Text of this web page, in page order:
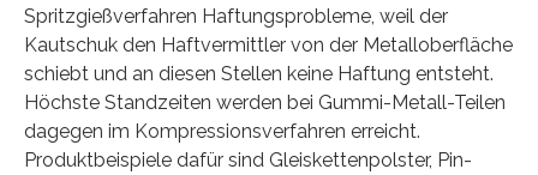
Spritzgießverfahren Haftungsprobleme, weil der
Kautschuk den Haftvermittler von der Metalloberfläche
schiebt und an diesen Stellen keine Haftung entsteht.
Höchste Standzeiten werden bei Gummi-Metall-Teilen
dagegen im Kompressionsverfahren erreicht.
Produktbeispiele dafür sind Gleiskettenpolster, Pin-